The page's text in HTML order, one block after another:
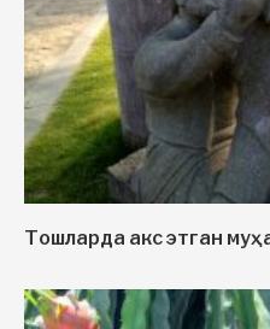
Тошларда акс этган